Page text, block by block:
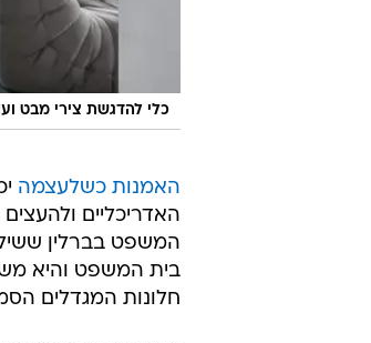
כלי להדגשת צירי מבט
האמנות כשלעצמה
האדריכליים
המשפט בברלין
בית המשפט והיא
חלונות המגדלים